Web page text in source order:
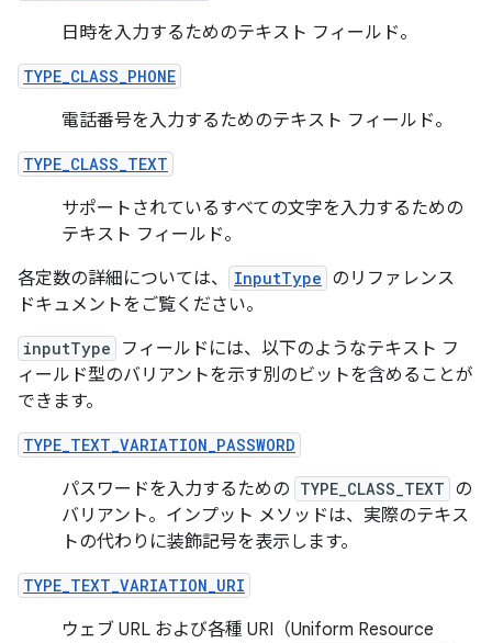
日時を入力するためのテキスト フィールド。
TYPE_CLASS_PHONE
電話番号を入力するためのテキスト フィールド。
TYPE_CLASS_TEXT
サポートされているすべての文字を入力するための
テキスト フィールド。
各定数の詳細については、
InputType のリファレンス
ドキュメントをご覧ください。
inputType
フィールドには、以下のようなテキスト フ
ィールド型のバリアントを示す別のビットを含めることが
できます。
TYPE_TEXT_VARIATION_PASSWORD
パスワードを入力するための TYPE_CLASS_TEXT の
バリアント。インプット メソッドは、実際のテキス
トの代わりに装飾記号を表示します。
TYPE_TEXT_VARIATION_URI
ウェブ URL および各種 URI（Uniform Resource